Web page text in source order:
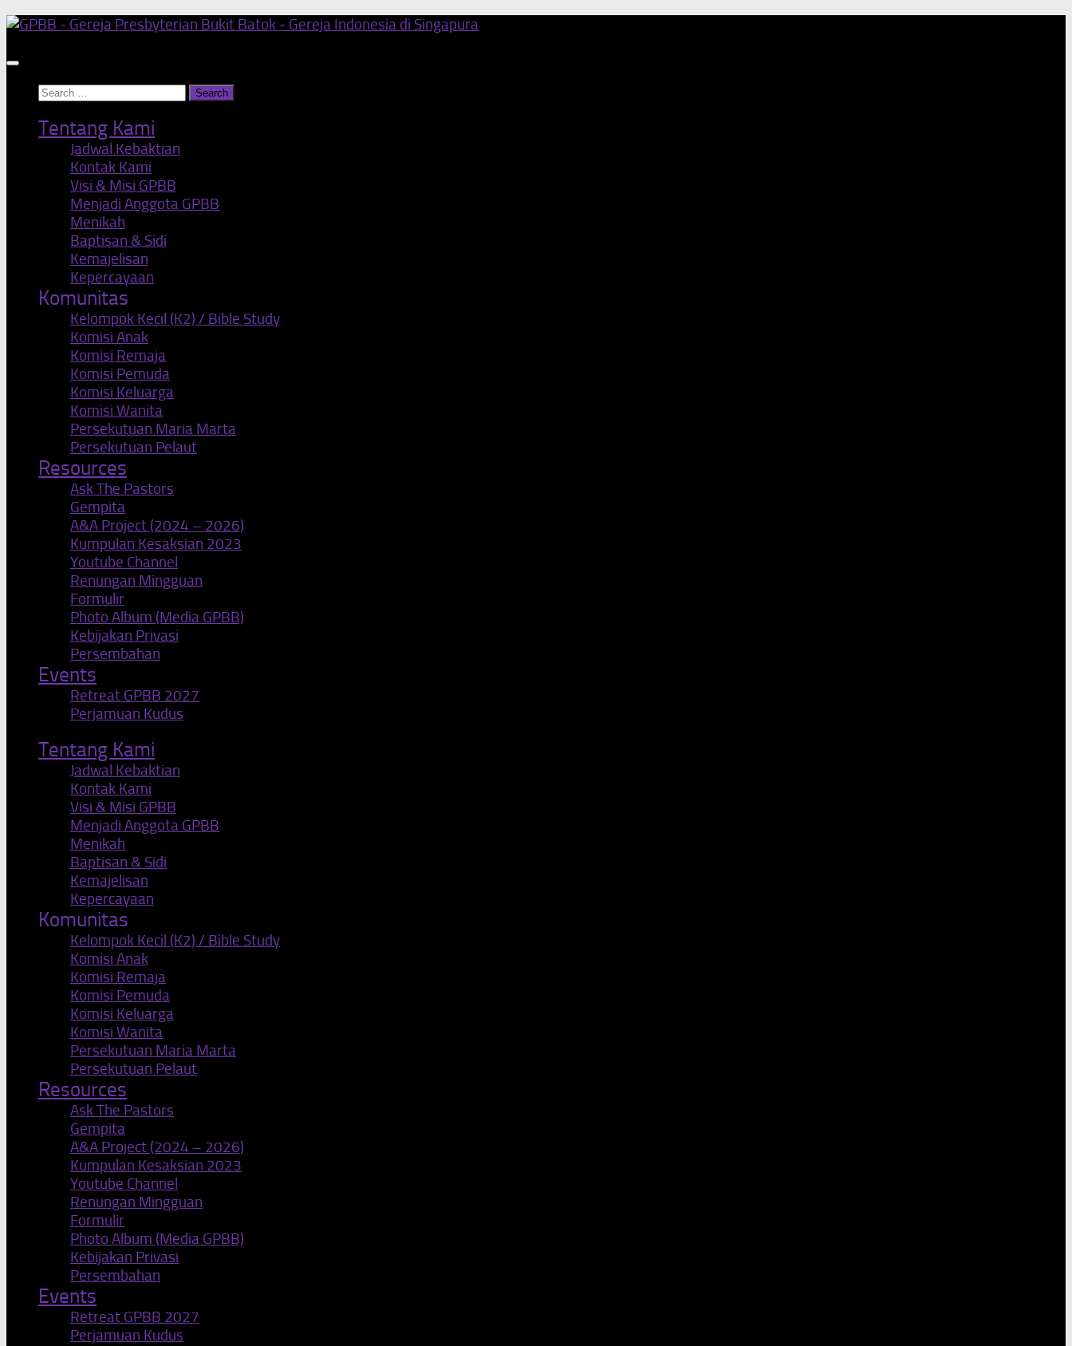
Skip
content
Search
Tentang Kami
Jadwal Kebaktian
Kontak Kami
Visi & Misi GPBB
Menjadi Anggota GPBB
Menikah
Baptisan & Sidi
Kemajelisan
Kepercayaan
Komunitas
Kelompok Kecil (K2) / Bible Study
Komisi Anak
Komisi Remaja
Komisi Pemuda
Komisi Keluarga
Komisi Wanita
Persekutuan Maria Marta
Persekutuan Pelaut
Resources
Ask The Pastors
Gempita
A&A Project (2024 – 2026)
Kumpulan Kesaksian 2023
Youtube Channel
Renungan Mingguan
Formulir
Photo Album (Media GPBB)
Kebijakan Privasi
Persembahan
Events
Retreat GPBB 2027
Perjamuan Kudus
Tentang Kami
Jadwal Kebaktian
Kontak Kami
Visi & Misi GPBB
Menjadi Anggota GPBB
Menikah
Baptisan & Sidi
Kemajelisan
Kepercayaan
Komunitas
Kelompok Kecil (K2) / Bible Study
Komisi Anak
Komisi Remaja
Komisi Pemuda
Komisi Keluarga
Komisi Wanita
Persekutuan Maria Marta
Persekutuan Pelaut
Resources
Ask The Pastors
Gempita
A&A Project (2024 – 2026)
Kumpulan Kesaksian 2023
Youtube Channel
Renungan Mingguan
Formulir
Photo Album (Media GPBB)
Kebijakan Privasi
Persembahan
Events
Retreat GPBB 2027
Perjamuan Kudus